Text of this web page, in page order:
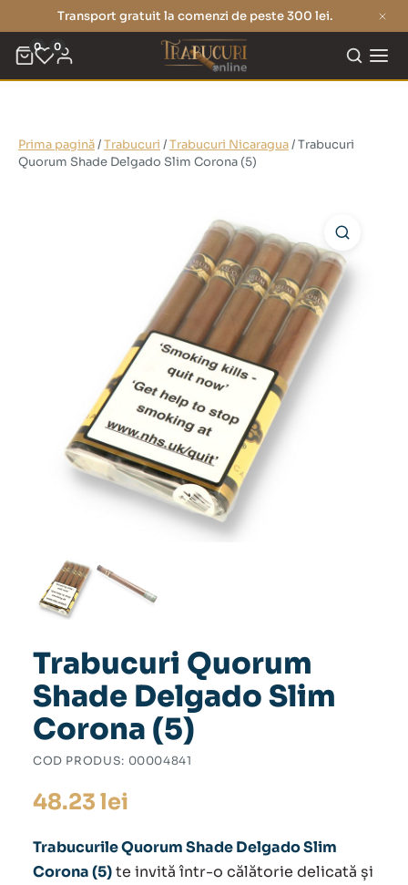
Transport gratuit la comenzi de peste 300 lei.
0 0
Prima pagină/Trabucuri /Trabucuri Nicaragua/ Trabucuri
Quorum Shade Delgado Slim Corona (5)
Trabucuri Quorum
Shade Delgado Slim
Corona (5)
COD PRODUS: 00004841
48.23 lei
Trabucurile Quorum Shade Delgado Slim
Corona (5)te invită într-o călătorie delicată și